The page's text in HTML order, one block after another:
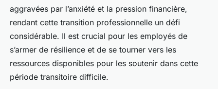
aggravées par l’anxiété et la pression financière,
rendant cette transition professionnelle un défi
considérable. Il est crucial pour les employés de
s’armer de résilience et de se tourner vers les
ressources disponibles pour les soutenir dans cette
période transitoire difficile.